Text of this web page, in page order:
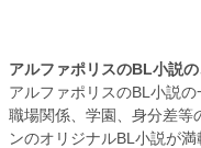
アルファポリスのBL小説
アルファポリスのBL小説の
職場関係、学園、身分差等
ンのオリジナルBL小説が満